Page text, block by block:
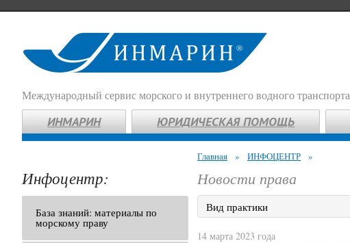
Международный сервис морского и внутреннего водного транспорта
ИНМАРИН ЮРИДИЧЕСКАЯ ПОМОЩЬ
Инфоцентр:
База знаний: материалы по
морскому праву
Главная » ИНФОЦЕНТР »
Новости права
Вид практики
14 марта 2023 года